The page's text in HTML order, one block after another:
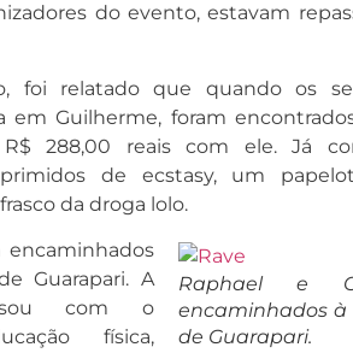
do evento, estavam
foi relatado que quando os
em Guilherme, foram
288,00 reais com ele. Já
de ecstasy, um
da droga lolo.
Raphael e
encaminhados
de Guarapari.
encaminhados
Guarapari. A
com o
física,